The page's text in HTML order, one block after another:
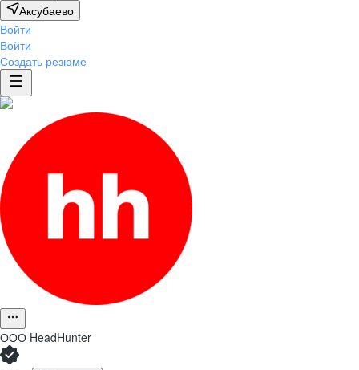
Аксубаево
Войти
Войти
Создать резюме
ООО HeadHunter